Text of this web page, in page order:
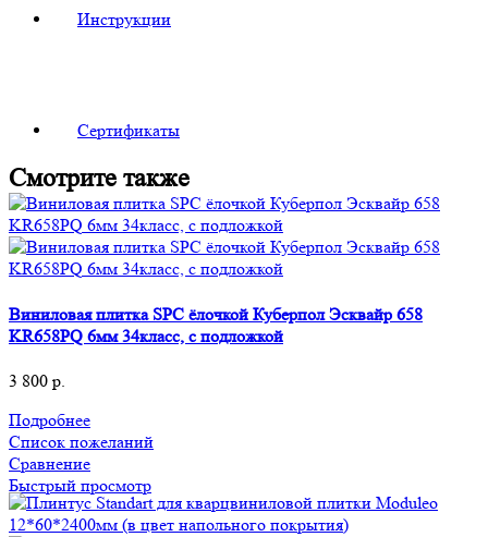
Инструкции
Сертификаты
Смотрите также
Виниловая плитка SPC ёлочкой Куберпол Эсквайр 658
KR658PQ 6мм 34класс, с подложкой
3 800 р.
Подробнее
Список пожеланий
Сравнение
Быстрый просмотр